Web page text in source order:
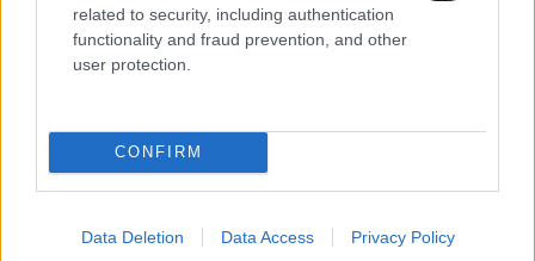
related to security, including authentication
functionality and fraud prevention, and other
user protection.
CONFIRM
Data Deletion Data Access Privacy Policy